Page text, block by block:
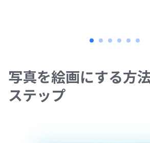
写真を絵画にする方
ステップ